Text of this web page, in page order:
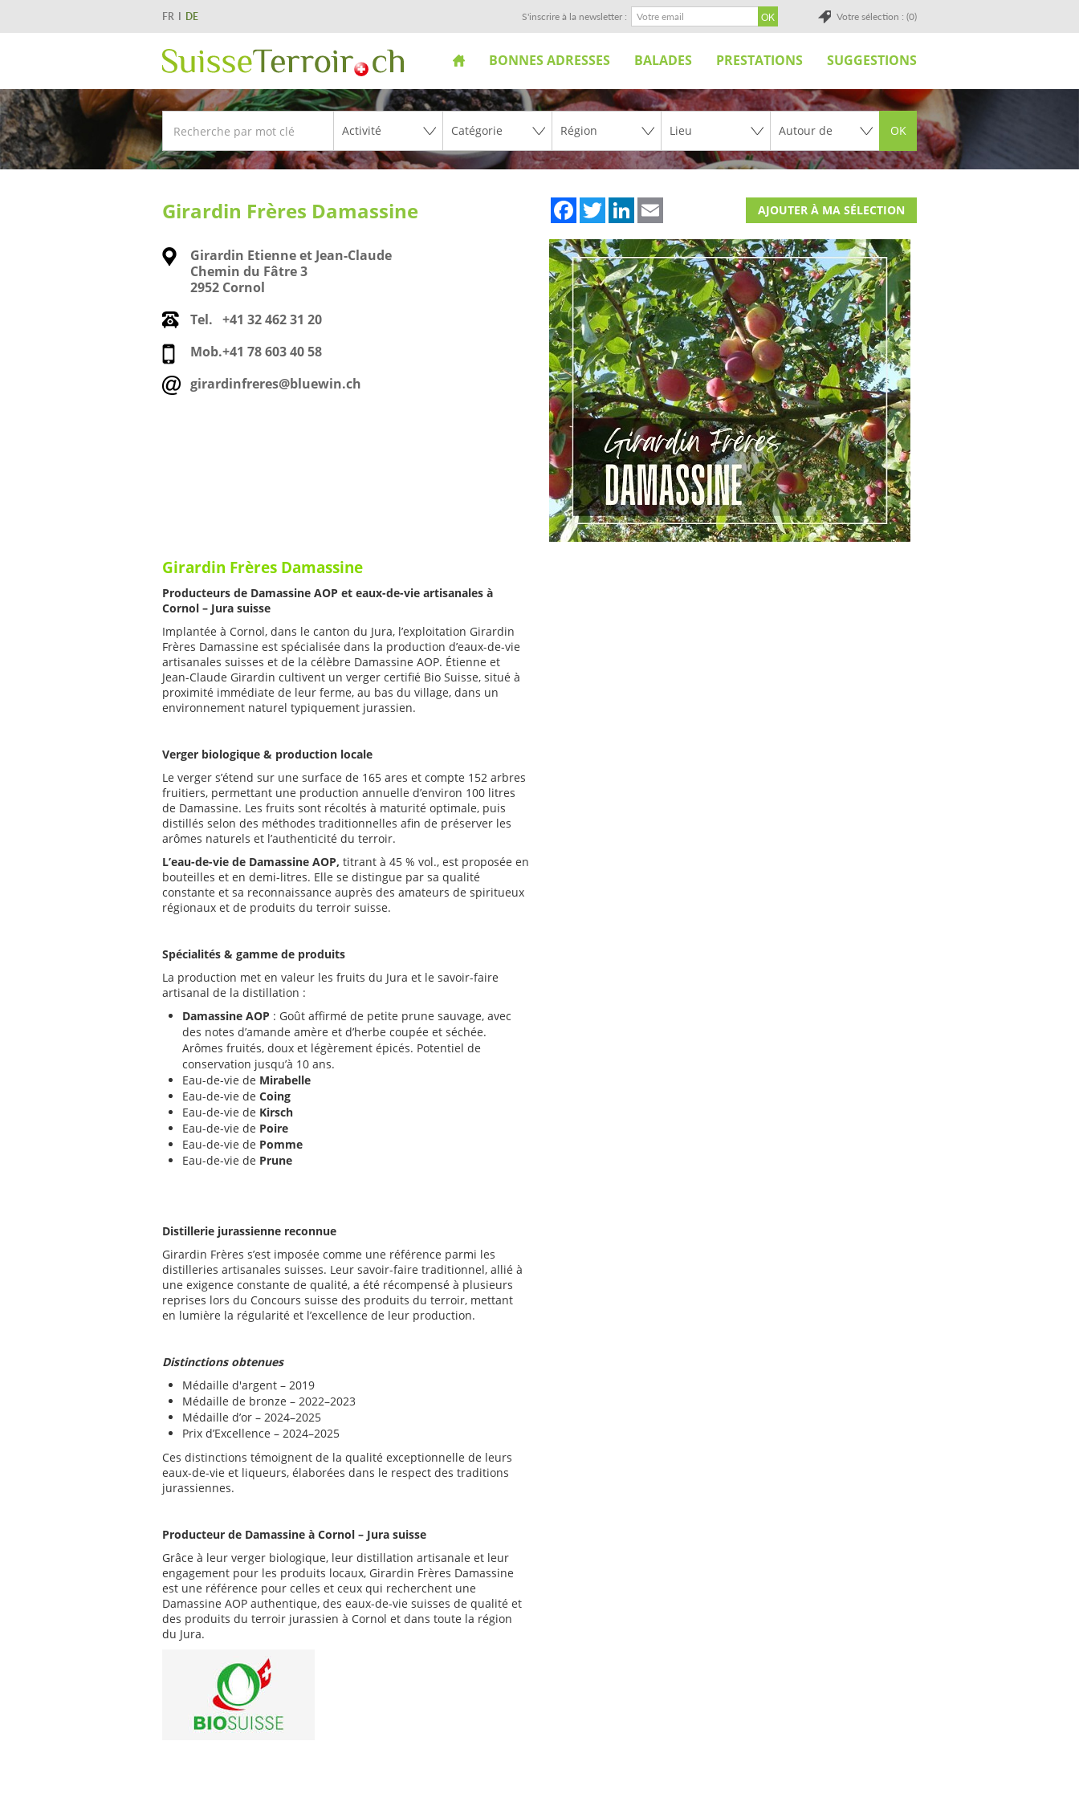
FR DE Votre sélection : (0)
S'inscrire à la newsletter :
BONNES ADRESSES BALADES PRESTATIONS SUGGESTIONS
OK
Girardin Frères Damassine FacebookTwitterLinkedIn AJOUTER À MA SÉLECTION
Girardin Etienne et Jean-Claude
Chemin du Fâtre 3
2952 Cornol
Tel. +41 32 462 31 20
Mob.+41 78 603 40 58
girardinfreres@bluewin.ch
Girardin Frères Damassine
Producteurs de Damassine AOP et eaux-de-vie artisanales à
Cornol – Jura suisse
Implantée à Cornol, dans le canton du Jura, l’exploitation Girardin
Frères Damassine est spécialisée dans la production d’eaux-de-vie
artisanales suisses et de la célèbre Damassine AOP. Étienne et
Jean-Claude Girardin cultivent un verger certifié Bio Suisse, situé à
proximité immédiate de leur ferme, au bas du village, dans un
environnement naturel typiquement jurassien.
Verger biologique & production locale
Le verger s’étend sur une surface de 165 ares et compte 152 arbres
fruitiers, permettant une production annuelle d’environ 100 litres
de Damassine. Les fruits sont récoltés à maturité optimale, puis
distillés selon des méthodes traditionnelles afin de préserver les
arômes naturels et l’authenticité du terroir.
L’eau-de-vie de Damassine AOP, titrant à 45 % vol., est proposée en
bouteilles et en demi-litres. Elle se distingue par sa qualité
constante et sa reconnaissance auprès des amateurs de spiritueux
régionaux et de produits du terroir suisse.
Spécialités & gamme de produits
La production met en valeur les fruits du Jura et le savoir-faire
artisanal de la distillation :
Damassine AOP : Goût affirmé de petite prune sauvage, avec
des notes d’amande amère et d’herbe coupée et séchée.
Arômes fruités, doux et légèrement épicés. Potentiel de
conservation jusqu’à 10 ans.
Eau-de-vie de Mirabelle
Eau-de-vie de Coing
Eau-de-vie de Kirsch
Eau-de-vie de Poire
Eau-de-vie de Pomme
Eau-de-vie de Prune
Distillerie jurassienne reconnue
Girardin Frères s’est imposée comme une référence parmi les
distilleries artisanales suisses. Leur savoir-faire traditionnel, allié à
une exigence constante de qualité, a été récompensé à plusieurs
reprises lors du Concours suisse des produits du terroir, mettant
en lumière la régularité et l’excellence de leur production.
Distinctions obtenues
Médaille d'argent – 2019
Médaille de bronze – 2022–2023
Médaille d’or – 2024–2025
Prix d’Excellence – 2024–2025
Ces distinctions témoignent de la qualité exceptionnelle de leurs
eaux-de-vie et liqueurs, élaborées dans le respect des traditions
jurassiennes.
Producteur de Damassine à Cornol – Jura suisse
Grâce à leur verger biologique, leur distillation artisanale et leur
engagement pour les produits locaux, Girardin Frères Damassine
est une référence pour celles et ceux qui recherchent une
Damassine AOP authentique, des eaux-de-vie suisses de qualité et
des produits du terroir jurassien à Cornol et dans toute la région
du Jura.